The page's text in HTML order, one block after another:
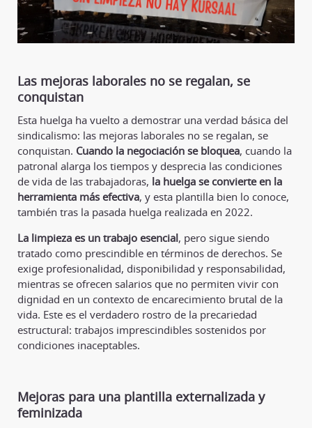
Las mejoras laborales no se regalan, se
conquistan
Esta huelga ha vuelto a demostrar una verdad básica del
sindicalismo: las mejoras laborales no se regalan, se
conquistan. Cuando la negociación se bloquea, cuando la
patronal alarga los tiempos y desprecia las condiciones
de vida de las trabajadoras, la huelga se convierte en la
herramienta más efectiva, y esta plantilla bien lo conoce,
también tras la pasada huelga realizada en 2022.
La limpieza es un trabajo esencial, pero sigue siendo
tratado como prescindible en términos de derechos. Se
exige profesionalidad, disponibilidad y responsabilidad,
mientras se ofrecen salarios que no permiten vivir con
dignidad en un contexto de encarecimiento brutal de la
vida. Este es el verdadero rostro de la precariedad
estructural: trabajos imprescindibles sostenidos por
condiciones inaceptables.
Mejoras para una plantilla externalizada y
feminizada